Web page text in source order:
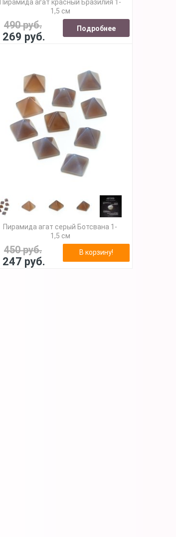
Пирамида агат красный Бразилия 1-
1,5 см
490 руб.
269 руб.
Подробнее
Пирамида агат серый Ботсвана 1-
1,5 см
450 руб.
247 руб.
В корзину!